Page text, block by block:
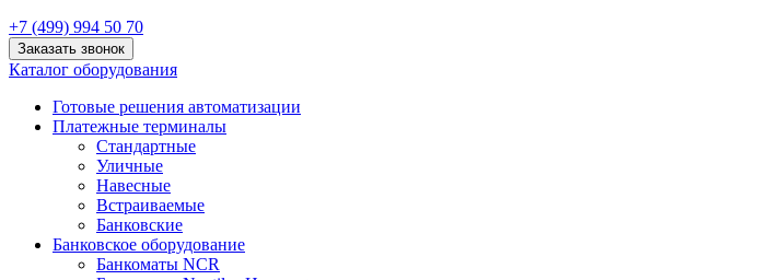
+7 (499) 994 50 70
Заказать звонок
Каталог оборудования
Готовые решения автоматизации
Платежные терминалы
Стандартные
Уличные
Навесные
Встраиваемые
Банковские
Банковское оборудование
Банкоматы NCR